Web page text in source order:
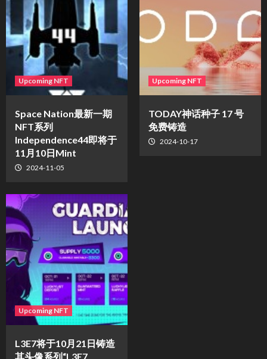
Upcoming NFT
Space Nation最新一期
NFT系列
Independence44即将于
11月10日Mint
2024-11-05
Upcoming NFT
TODAY神话种子 17 号
免费铸造
2024-10-17
Upcoming NFT
L3E7将于10月21日铸造
其头像系列“L3E7